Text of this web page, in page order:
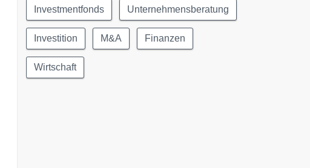
Investmentfonds Unternehmensberatung
Investition M&A Finanzen
Wirtschaft